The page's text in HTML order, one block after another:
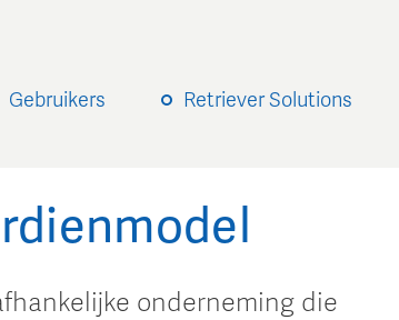
Gebruikers Retriever Solutions
onderneming die